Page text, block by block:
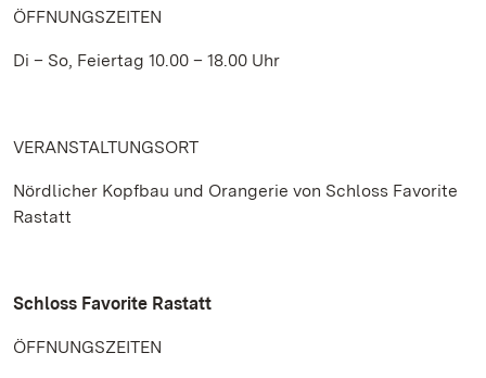
ÖFFNUNGSZEITEN
Di – So, Feiertag 10.00 – 18.00 Uhr
VERANSTALTUNGSORT
Nördlicher Kopfbau und Orangerie von Schloss Favorite
Rastatt
Schloss Favorite Rastatt
ÖFFNUNGSZEITEN